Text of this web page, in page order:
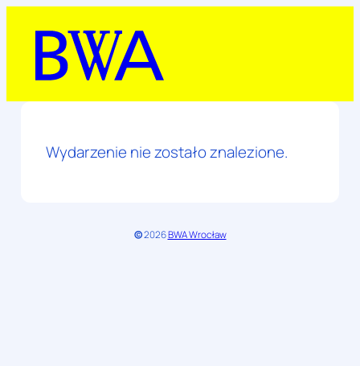
treści
Wydarzenie nie zostało znalezione.
©2026BWA Wrocław